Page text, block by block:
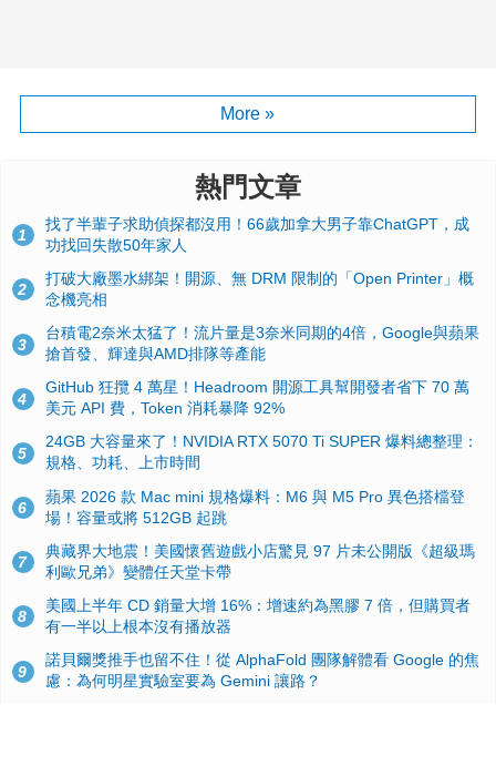
More »
熱門文章
1
找了半輩子求助偵探都沒用！66歲加拿大男子靠ChatGPT，成
功找回失散50年家人
2
打破大廠墨水綁架！開源、無 DRM 限制的「Open Printer」概
念機亮相
3
台積電2奈米太猛了！流片量是3奈米同期的4倍，Google與蘋果
搶首發、輝達與AMD排隊等產能
4
GitHub 狂攬 4 萬星！Headroom 開源工具幫開發者省下 70 萬
美元 API 費，Token 消耗暴降 92%
5
24GB 大容量來了！NVIDIA RTX 5070 Ti SUPER 爆料總整理：
規格、功耗、上市時間
6
蘋果 2026 款 Mac mini 規格爆料：M6 與 M5 Pro 異色搭檔登
場！容量或將 512GB 起跳
7
典藏界大地震！美國懷舊遊戲小店驚見 97 片未公開版《超級瑪
利歐兄弟》變體任天堂卡帶
8
美國上半年 CD 銷量大增 16%：增速約為黑膠 7 倍，但購買者
有一半以上根本沒有播放器
9
諾貝爾獎推手也留不住！從 AlphaFold 團隊解體看 Google 的焦
慮：為何明星實驗室要為 Gemini 讓路？